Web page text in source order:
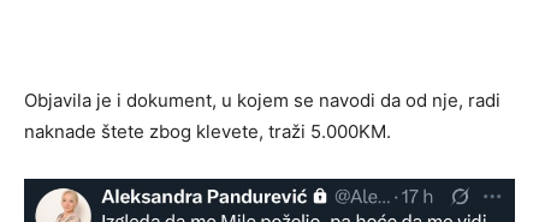
Objavila je i dokument, u kojem se navodi da od nje, radi
naknade štete zbog klevete, traži 5.000KM.